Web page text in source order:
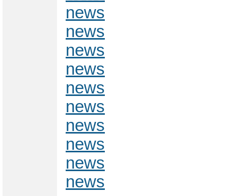
news
news
news
news
news
news
news
news
news
news